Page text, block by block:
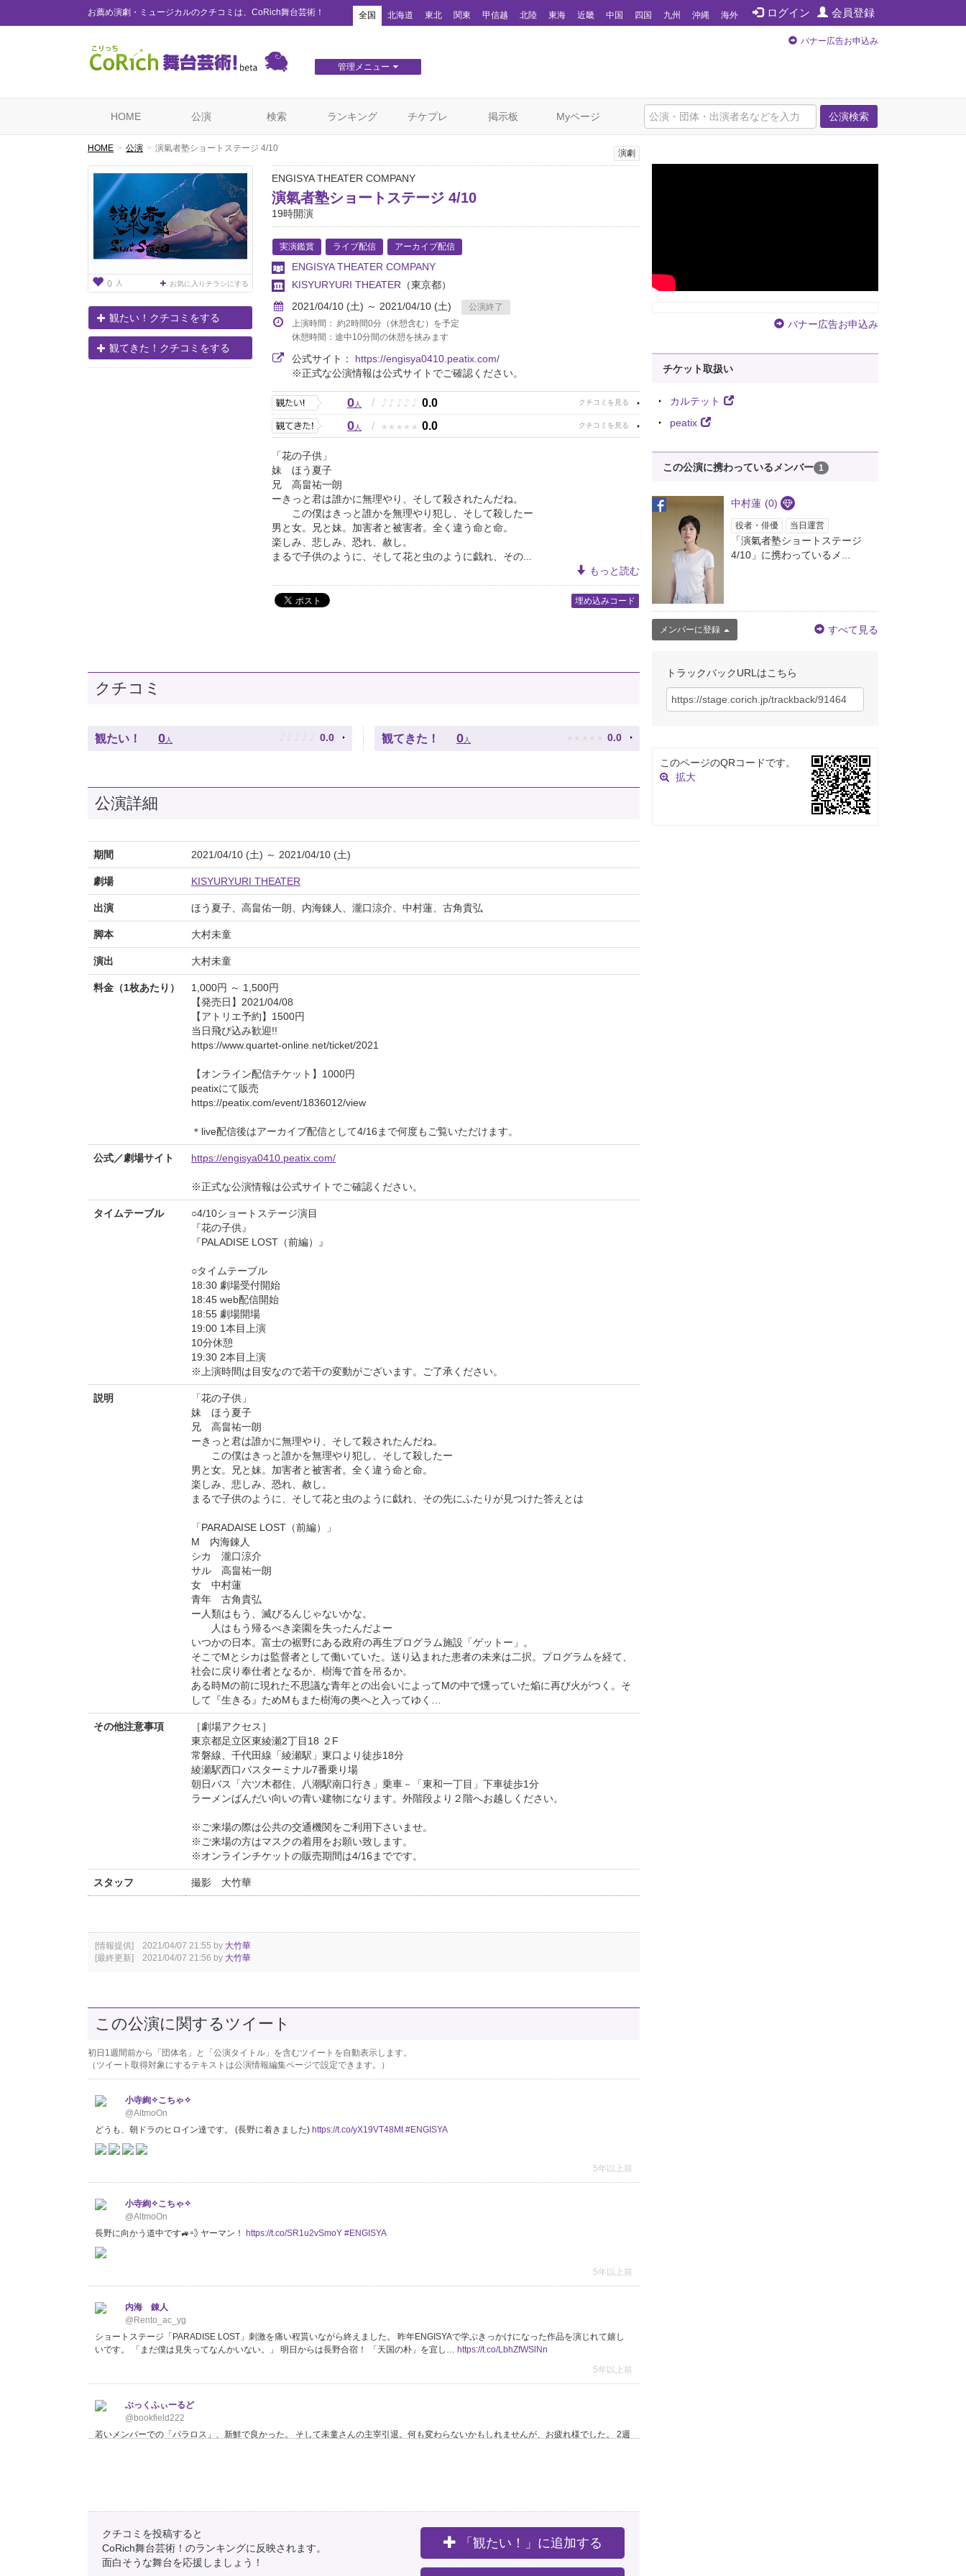
お薦め演劇・ミュージカルのクチコミは、CoRich舞台芸術！ ログイン 会員登録
全国 北海道 東北 関東 甲信越 北陸 東海 近畿 中国 四国 九州 沖縄 海外
管理メニュー
バナー広告お申込み
公演検索
HOME 公演 検索 ランキング チケプレ 掲示板 Myページ
HOME 公演 演氣者塾ショートステージ 4/10
0 人 お気に入りチラシにする
観たい！クチコミをする
観てきた！クチコミをする
演劇
ENGISYA THEATER COMPANY
演氣者塾ショートステージ 4/10
19時開演
実演鑑賞 ライブ配信 アーカイブ配信
ENGISYA THEATER COMPANY
KISYURYURI THEATER （東京都）
2021/04/10 (土) ～ 2021/04/10 (土)
公演終了
上演時間： 約2時間0分（休憩含む）を予定
休憩時間：途中10分間の休憩を挟みます
公式サイト： https://engisya0410.peatix.com/
※正式な公演情報は公式サイトでご確認ください。
0人 / ♪ ♪ ♪ ♪ ♪ 0.0
0人 / ★ ★ ★ ★ ★ 0.0
「花の子供」
妹 ほう夏子
兄 高畠祐一朗
ーきっと君は誰かに無理やり、そして殺されたんだね。
この僕はきっと誰かを無理やり犯し、そして殺したー
男と女。兄と妹。加害者と被害者。全く違う命と命。
楽しみ、悲しみ、恐れ、赦し。
まるで子供のように、そして花と虫のように戯れ、その...
もっと読む
埋め込みコード
クチコミ
観たい！ 0 人 ♪ ♪ ♪ ♪ ♪ 0.0 観てきた！ 0 人 ★ ★ ★ ★ ★ 0.0
公演詳細
期間 2021/04/10 (土) ～ 2021/04/10 (土)
劇場 KISYURYURI THEATER
出演 ほう夏子、高畠佑一朗、内海錬人、瀧口涼介、中村蓮、古角貴弘
脚本 大村未童
演出 大村未童
料金（1枚あたり）
1,000円 ～ 1,500円
【発売日】2021/04/08
【アトリエ予約】1500円
当日飛び込み歓迎!!
https://www.quartet-online.net/ticket/2021
【オンライン配信チケット】1000円
peatixにて販売
https://peatix.com/event/1836012/view
＊live配信後はアーカイブ配信として4/16まで何度もご覧いただけます。
公式／劇場サイト https://engisya0410.peatix.com/
※正式な公演情報は公式サイトでご確認ください。
タイムテーブル
○4/10ショートステージ演目
『花の子供』
『PALADISE LOST（前編）』
○タイムテーブル
18:30 劇場受付開始
18:45 web配信開始
18:55 劇場開場
19:00 1本目上演
10分休憩
19:30 2本目上演
※上演時間は目安なので若干の変動がございます。ご了承ください。
説明
「花の子供」
妹 ほう夏子
兄 高畠祐一朗
ーきっと君は誰かに無理やり、そして殺されたんだね。
この僕はきっと誰かを無理やり犯し、そして殺したー
男と女。兄と妹。加害者と被害者。全く違う命と命。
楽しみ、悲しみ、恐れ、赦し。
まるで子供のように、そして花と虫のように戯れ、その先にふたりが見つけた答えとは
「PARADAISE LOST（前編）」
M 内海錬人
シカ 瀧口涼介
サル 高畠祐一朗
女 中村蓮
青年 古角貴弘
ー人類はもう、滅びるんじゃないかな。
人はもう帰るべき楽園を失ったんだよー
いつかの日本。富士の裾野にある政府の再生プログラム施設「ゲットー」。
そこでMとシカは監督者として働いていた。送り込まれた患者の未来は二択。プログラムを経て、
社会に戻り奉仕者となるか、樹海で首を吊るか。
ある時Mの前に現れた不思議な青年との出会いによってMの中で燻っていた焔に再び火がつく。そ
して『生きる』ためMもまた樹海の奥へと入ってゆく…
その他注意事項
［劇場アクセス］
東京都足立区東綾瀬2丁目18 ２F
常磐線、千代田線「綾瀬駅」東口より徒歩18分
綾瀬駅西口バスターミナル7番乗り場
朝日バス「六ツ木都住、八潮駅南口行き」乗車－「東和一丁目」下車徒歩1分
ラーメンばんだい向いの青い建物になります。外階段より２階へお越しください。
※ご来場の際は公共の交通機関をご利用下さいませ。
※ご来場の方はマスクの着用をお願い致します。
※オンラインチケットの販売期間は4/16までです。
スタッフ 撮影 大竹華
[情報提供] 2021/04/07 21:55 by 大竹華
[最終更新] 2021/04/07 21:56 by 大竹華
この公演に関するツイート
初日1週間前から「団体名」と「公演タイトル」を含むツイートを自動表示します。
（ツイート取得対象にするテキストは公演情報編集ページで設定できます。）
小寺絢✧こちゃ✧
@AltmoOn
どうも、朝ドラのヒロイン達です。 (長野に着きました) https://t.co/yX19VT48Mt #ENGISYA
5年以上前
小寺絢✧こちゃ✧
@AltmoOn
長野に向かう道中です🚙💨 ヤーマン！
https://t.co/SR1u2vSmoY #ENGISYA
5年以上前
内海 錬人
@Rento_ac_yg
ショートステージ「PARADISE LOST」刺激を痛い程貰いながら終えました。 昨年ENGISYAで学ぶきっかけになった作品を演じれて嬉し
いです。 「まだ僕は見失ってなんかいない。」 明日からは長野合宿！ 「天国の朴」を宜し… https://t.co/LbhZfWSlNn
5年以上前
ぶっくふぃーるど
@bookfield222
若いメンバーでの「パラロス」、新鮮で良かった。 そして未童さんの主宰引退。何も変わらないかもしれませんが、お疲れ様でした。 2週
『PARADAISE LOST』 さん、 さん、 さん、 さん、 さん 10日前編、11日後編。この作品は正直難しく、かつ「未童無双」のイメージがあ
るため、特に錬人さんは大変…https://t.co/XX8kFWzh73 #内海錬人 #高畠祐一朗 #中村蓮 #古角貴弘
5年以上前
クチコミを投稿すると
CoRich舞台芸術！のランキングに反映されます。
面白そうな舞台を応援しましょう！
「観たい！」に追加する
バナー広告お申込み
チケット取扱い
カルテット
peatix
この公演に携わっているメンバー 1
中村蓮 (0)
役者・俳優 当日運営
「演氣者塾ショートステージ
4/10」に携わっているメ...
メンバーに登録 すべて見る
トラックバックURLはこちら
このページのQRコードです。
拡大